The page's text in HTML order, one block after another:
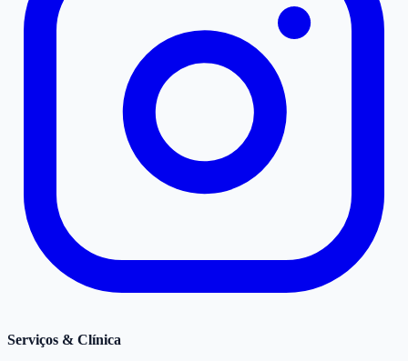
Serviços & Clínica